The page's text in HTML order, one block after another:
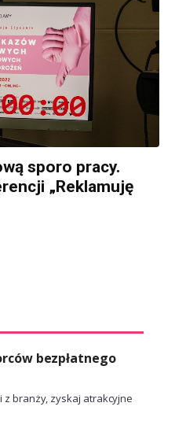
sporo pracy.
„Reklamuję
bezpłatnego
z branży, zyskaj atrakcyjne